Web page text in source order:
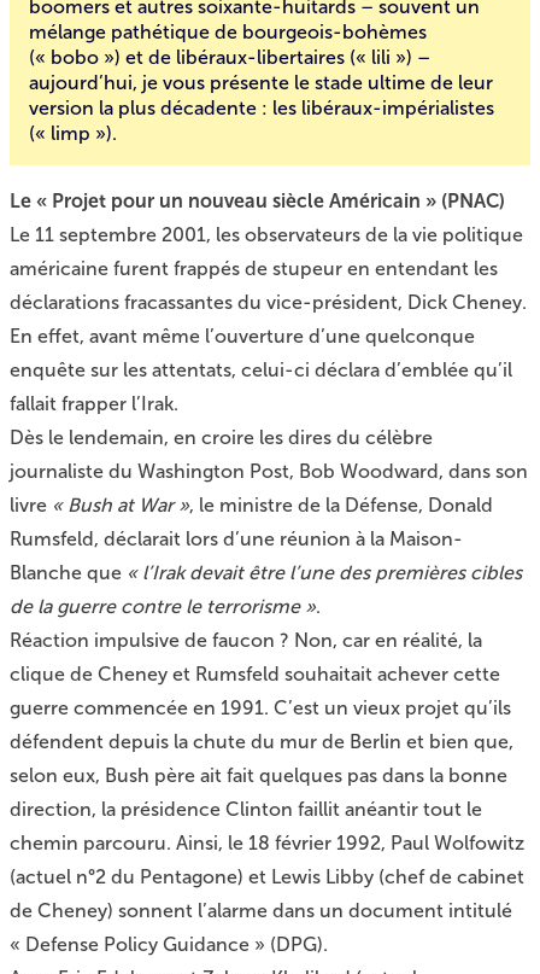
boomers et autres soixante-huitards – souvent un
mélange pathétique de bourgeois-bohèmes
(« bobo ») et de libéraux-libertaires (« lili ») –
aujourd’hui, je vous présente le stade ultime de leur
version la plus décadente : les libéraux-impérialistes
(« limp »).
Le « Projet pour un nouveau siècle Américain » (PNAC)
Le 11 septembre 2001, les observateurs de la vie politique
américaine furent frappés de stupeur en entendant les
déclarations fracassantes du vice-président, Dick Cheney.
En effet, avant même l’ouverture d’une quelconque
enquête sur les attentats, celui-ci déclara d’emblée qu’il
fallait frapper l’Irak.
Dès le lendemain, en croire les dires du célèbre
journaliste du Washington Post, Bob Woodward, dans son
livre « Bush at War », le ministre de la Défense, Donald
Rumsfeld, déclarait lors d’une réunion à la Maison-
Blanche que « l’Irak devait être l’une des premières cibles
de la guerre contre le terrorisme ».
Réaction impulsive de faucon ? Non, car en réalité, la
clique de Cheney et Rumsfeld souhaitait achever cette
guerre commencée en 1991. C’est un vieux projet qu’ils
défendent depuis la chute du mur de Berlin et bien que,
selon eux, Bush père ait fait quelques pas dans la bonne
direction, la présidence Clinton faillit anéantir tout le
chemin parcouru. Ainsi, le 18 février 1992, Paul Wolfowitz
(actuel n°2 du Pentagone) et Lewis Libby (chef de cabinet
de Cheney) sonnent l’alarme dans un document intitulé
« Defense Policy Guidance » (DPG).